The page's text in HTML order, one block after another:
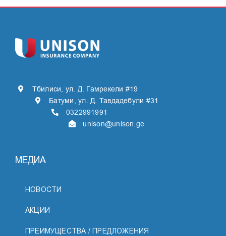
Тбилиси, ул. Д. Гамрекели #19
Батуми, ул. Д. Тавдадебули #31
0322991991
unison@unison.ge
МЕДИА
НОВОСТИ
АКЦИИ
ПРЕИМУЩЕСТВА / ПРЕДЛОЖЕНИЯ